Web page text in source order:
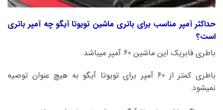
حداکثر آمپر مناسب برای باتری ماشین تویوتا آیگو چه آمپر باتری
است؟
باطری فابریک این ماشین 60 آمپر میباشد.
باطری کمتر از 60 آمپر برای تویوتا آیگو به هیچ عنوان توصیه
نمیشود.